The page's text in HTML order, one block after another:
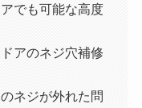
でも可能な高度
アのネジ穴補修
ネジが外れた問